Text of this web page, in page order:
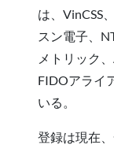
は、VinCSS
スン電子、
メトリック
FIDOアライ
いる。
登録は現在